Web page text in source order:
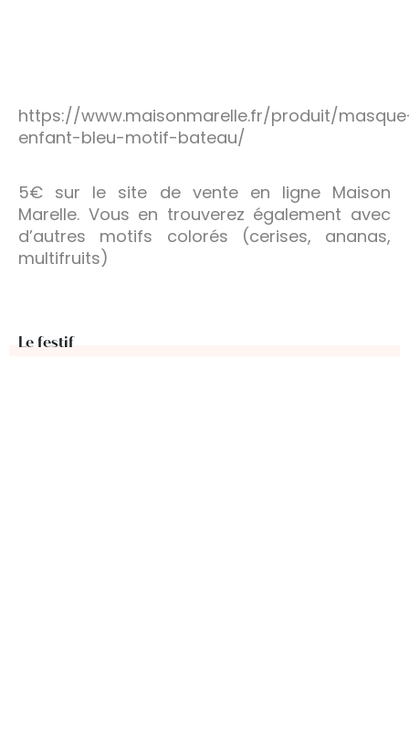
https://www.maisonmarelle.fr/produit/
enfant-bleu-motif-bateau/
5€ sur le site de vente en ligne Maison
Marelle. Vous en trouverez également avec
d’autres motifs colorés (cerises, ananas,
multifruits)
Le festif